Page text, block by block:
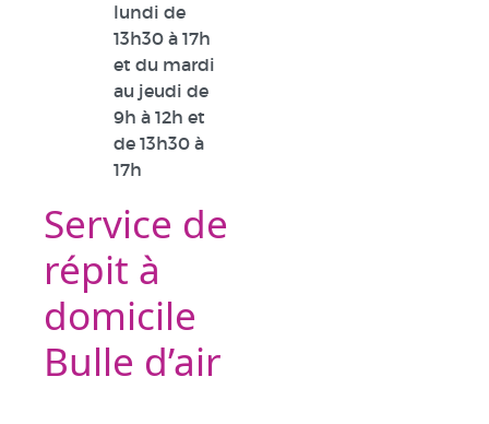
lundi de
13h30 à 17h
et du mardi
au jeudi de
9h à 12h et
de 13h30 à
17h
Service de
répit à
domicile
Bulle d’air